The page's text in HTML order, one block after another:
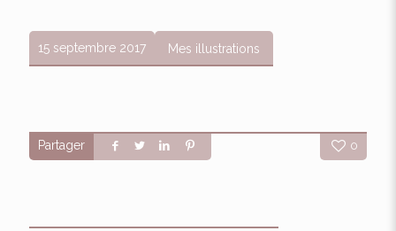
15 septembre 2017 Mes illustrations
Partager 0